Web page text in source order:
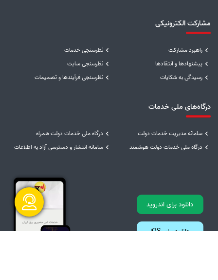
مشارکت الکترونیکی
راهبرد مشارکت
نظرسنجی خدمات
پیشنهادها و انتقادها
نظرسنجی سایت
رسیدگی به شکایات
نظرسنجی فرآیندها و تصمیمات
درگاه‌های ملی خدمات
سامانه مدیریت خدمات دولت
درگاه ملی خدمات دولت همراه
درگاه ملی خدمات دولت هوشمند
سامانه انتشار و دسترسی آزاد به اطلاعات
دانلود برای اندروید
دانلود برای iOSگفتگو آنلاین